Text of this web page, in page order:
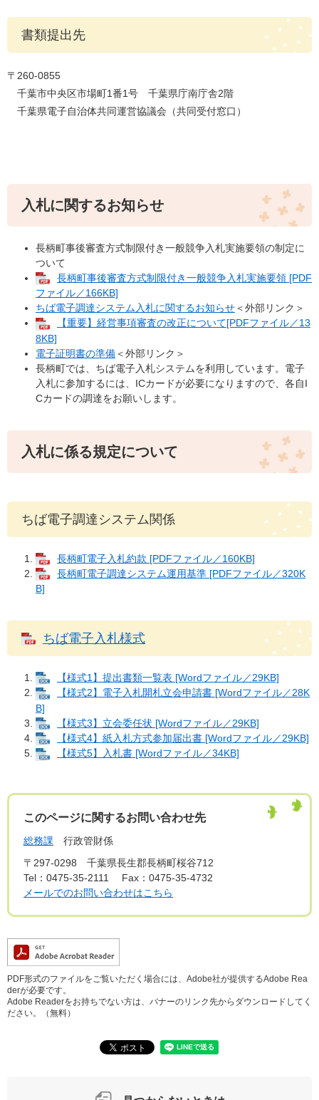
書類提出先
〒260-0855
千葉市中央区市場町1番1号 千葉県庁南庁舎2階
千葉県電子自治体共同運営協議会（共同受付窓口）
入札に関するお知らせ
長柄町事後審査方式制限付き一般競争入札実施要領の制定に
ついて
長柄町事後審査方式制限付き一般競争入札実施要領 [PDF
ファイル／166KB]
ちば電子調達システム入札に関するお知らせ＜外部リンク＞
【重要】経営事項審査の改正について[PDFファイル／13
8KB]
電子証明書の準備＜外部リンク＞
長柄町では、ちば電子入札システムを利用しています。電子
入札に参加するには、ICカードが必要になりますので、各自I
Cカードの調達をお願いします。
入札に係る規定について
ちば電子調達システム関係
長柄町電子入札約款 [PDFファイル／160KB]
長柄町電子調達システム運用基準 [PDFファイル／320K
B]
ちば電子入札様式
【様式1】提出書類一覧表 [Wordファイル／29KB]
【様式2】電子入札開札立会申請書 [Wordファイル／28K
B]
【様式3】立会委任状 [Wordファイル／29KB]
【様式4】紙入札方式参加届出書 [Wordファイル／29KB]
【様式5】入札書 [Wordファイル／34KB]
このページに関するお問い合わせ先
総務課
行政管財係
〒297-0298
千葉県長生郡長柄町桜谷712
Tel：0475-35-2111
Fax：0475-35-4732
メールでのお問い合わせはこちら
PDF形式のファイルをご覧いただく場合には、Adobe社が提供するAdobe Rea
derが必要です。
Adobe Readerをお持ちでない方は、バナーのリンク先からダウンロードしてく
ださい。（無料）